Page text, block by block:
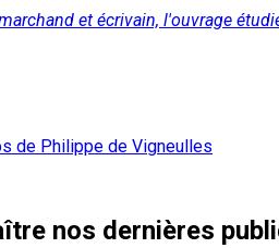
et écrivain, l'ouvrage
de Philippe de Vigneulles
nos dernières